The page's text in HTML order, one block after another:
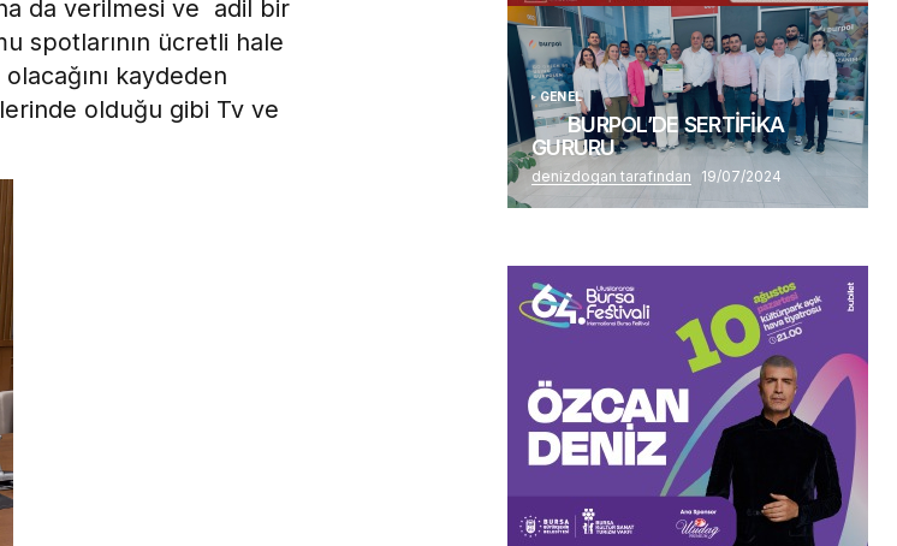
da verilmesi ve adil bir
spotlarının ücretli hale
kaydeden
olduğu gibi Tv ve
GENEL
BURPOL’DE SERTİFİKA
GURURU
denizdogan tarafından 19/07/2024